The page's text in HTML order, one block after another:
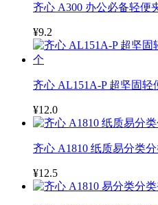
齐心 A300 办公必备轻便
¥9.2
齐心 AL151A-P 超坚固
¥12.0
齐心 A1810 纸质易分类
¥12.5